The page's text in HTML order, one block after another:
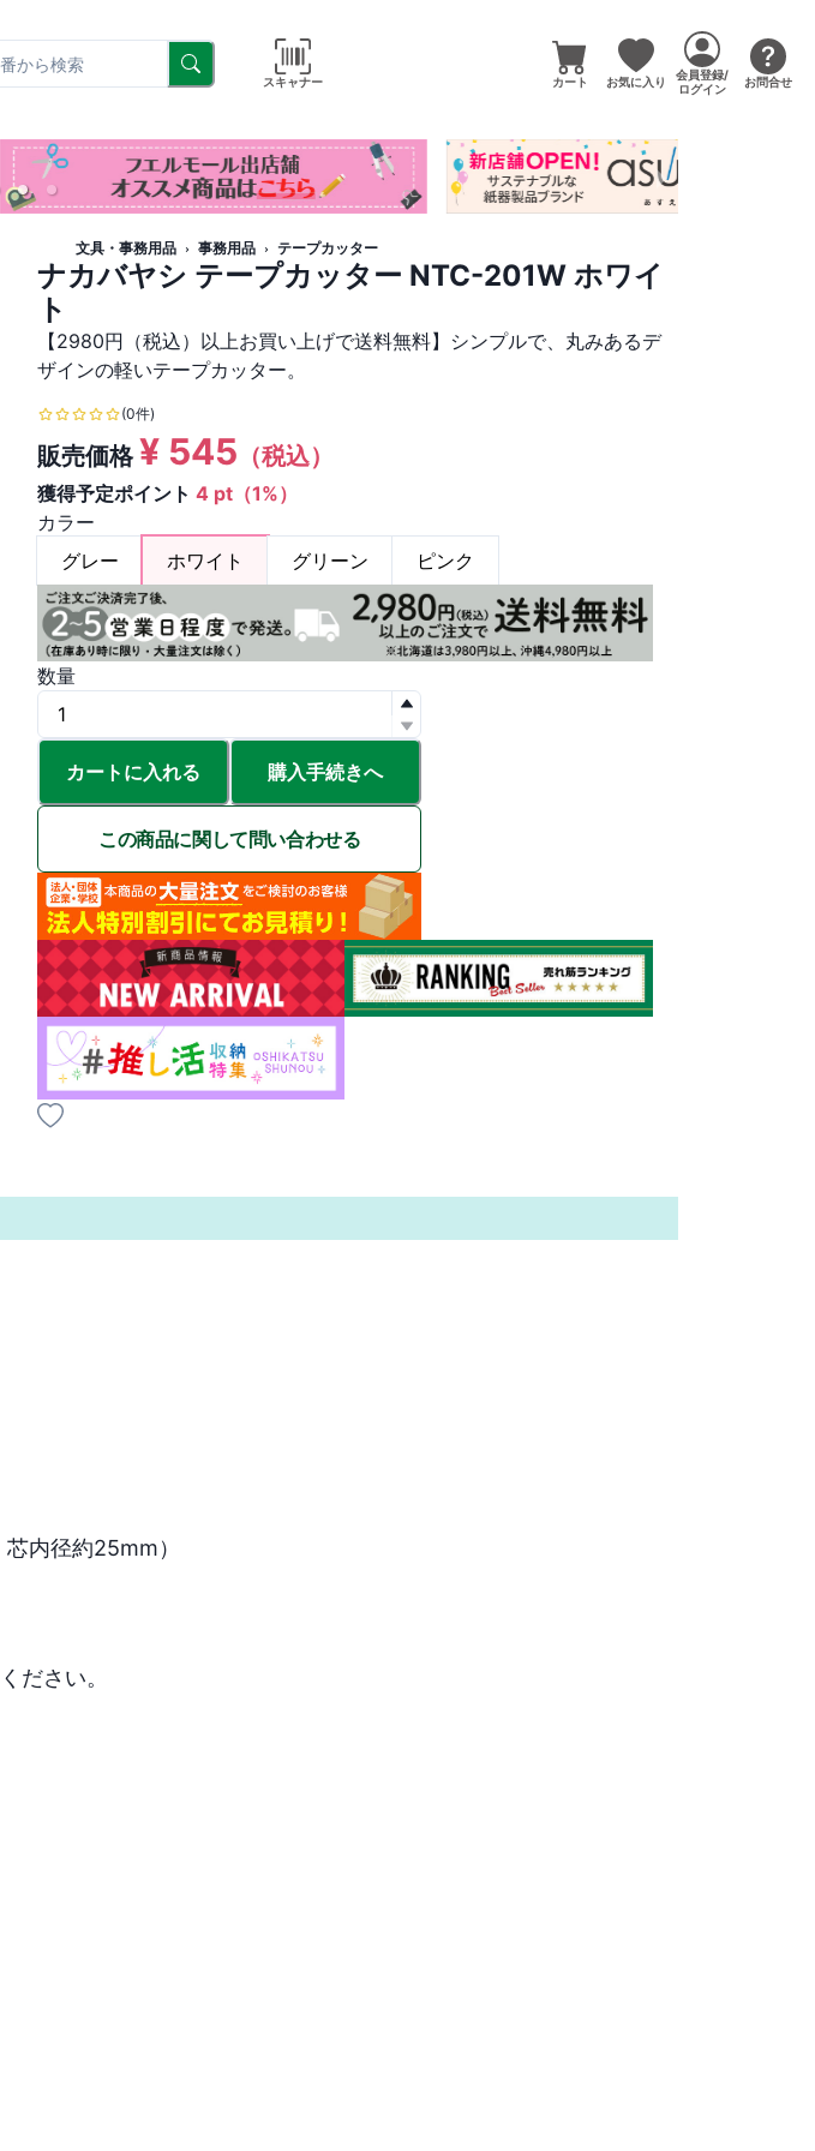
スキャナー カート お気に入り
会員登録/
ログイン
お問合せ
文具・事務用品 事務用品 テープカッター
ナカバヤシ テープカッター NTC-201W ホワイ
ト
【2980円（税込）以上お買い上げで送料無料】シンプルで、丸みあるデ
ザインの軽いテープカッター。
(0件)
販売価格¥ 545 （税込）
獲得予定ポイント 4 pt（1%）
カラー
グレー
ホワイト グリーン ピンク
数量
カートに入れる 購入手続きへ
この商品に関して問い合わせる
内径約25mm）
ださい。